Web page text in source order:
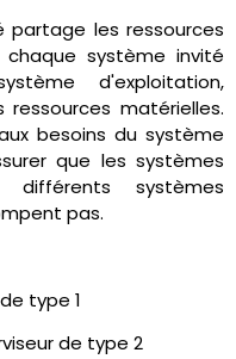
partage les ressources
système invité
d'exploitation,
matérielles.
besoins du système
que les systèmes
différents systèmes
pas.
type 1
de type 2